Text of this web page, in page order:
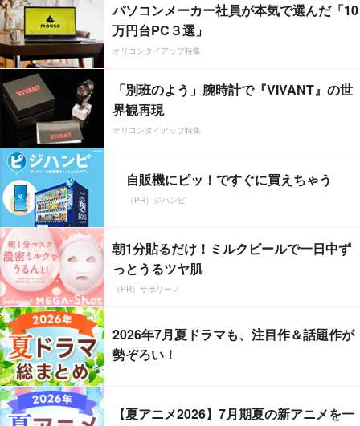
パソコンメーカー社員が本気で選んだ「10
万円台PC３選」
オリコンタイアップ特集
「別班のよう」腕時計で『VIVANT』の世
界観再現
オリコンタイアップ特集
自販機にピッ！ですぐに買えちゃう
（PR）ジハンピ
朝1分貼るだけ！ミルクピールで一日中ず
っとうるツヤ肌
（PR）サボリーノ
2026年7月夏ドラマも、注目作＆話題作が
勢ぞろい！
【夏アニメ2026】7月期夏の新アニメを一